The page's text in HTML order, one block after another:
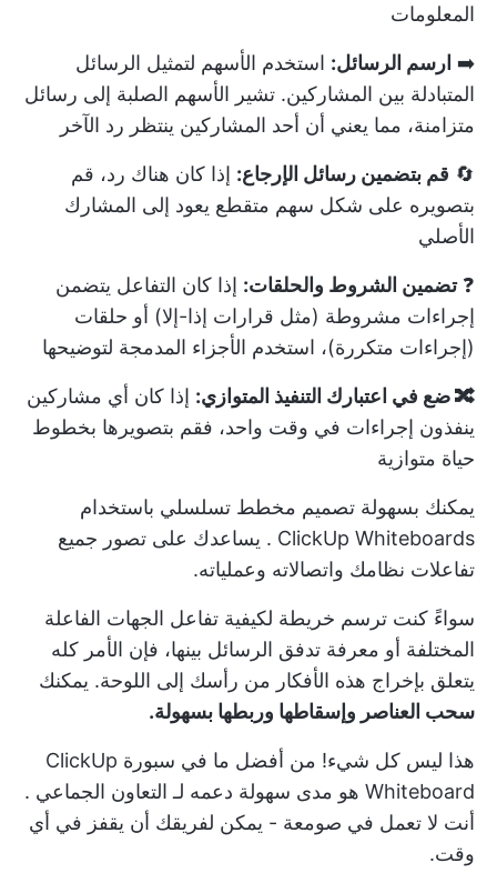
المعلومات
➡️ ارسم الرسائل: استخدم الأسهم لتمثيل الرسائل
المتبادلة بين المشاركين. تشير الأسهم الصلبة إلى رسائل
متزامنة، مما يعني أن أحد المشاركين ينتظر رد الآخر
🔄 قم بتضمين رسائل الإرجاع: إذا كان هناك رد، قم
بتصويره على شكل سهم متقطع يعود إلى المشارك
الأصلي
❓تضمين الشروط والحلقات: إذا كان التفاعل يتضمن
إجراءات مشروطة (مثل قرارات إذا-إلا) أو حلقات
(إجراءات متكررة)، استخدم الأجزاء المدمجة لتوضيحها
🔀 ضع في اعتبارك التنفيذ المتوازي: إذا كان أي مشاركين
ينفذون إجراءات في وقت واحد، فقم بتصويرها بخطوط
حياة متوازية
يمكنك بسهولة تصميم مخطط تسلسلي باستخدام
ClickUp Whiteboards . يساعدك على تصور جميع
تفاعلات نظامك واتصالاته وعملياته.
سواءً كنت ترسم خريطة لكيفية تفاعل الجهات الفاعلة
المختلفة أو معرفة تدفق الرسائل بينها، فإن الأمر كله
يتعلق بإخراج هذه الأفكار من رأسك إلى اللوحة. يمكنك
سحب العناصر وإسقاطها وربطها بسهولة.
هذا ليس كل شيء! من أفضل ما في سبورة ClickUp
Whiteboard هو مدى سهولة دعمه لـ
التعاون الجماعي .
أنت لا تعمل في صومعة - يمكن لفريقك أن يقفز في أي
وقت.